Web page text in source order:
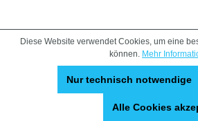
Diese Website verwendet Cookies, um eine
können. Mehr
Nur technisch notwendige
Alle Cookies